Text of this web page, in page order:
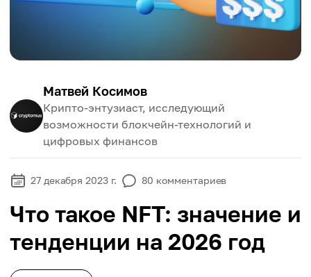
Матвей Косимов
Крипто-энтузиаст, исследующий
возможности блокчейн-технологий и
цифровых финансов
27 декабря 2023 г. 80 комментариев
Что такое NFT: значение и
тенденции на 2026 год